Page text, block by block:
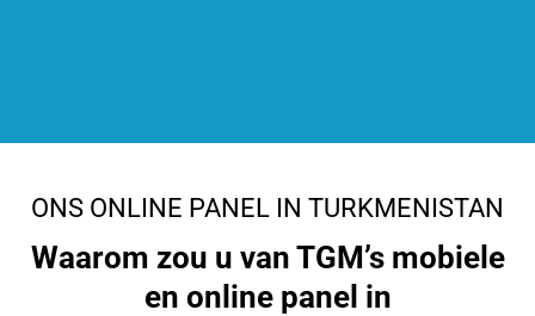
ONS ONLINE PANEL IN TURKMENISTAN
Waarom zou u van TGM’s mobiele
en online panel in